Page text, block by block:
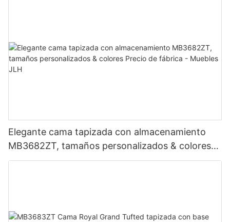
Elegante cama tapizada con almacenamiento
MB3682ZT, tamaños personalizados & colores
Precio de fábrica - Muebles JLH